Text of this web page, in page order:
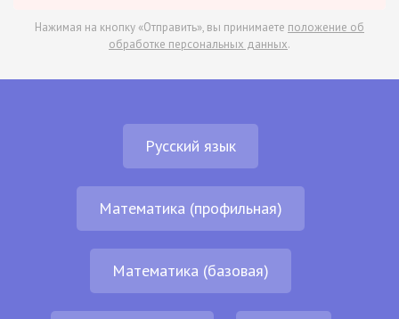
Нажимая на кнопку «Отправить», вы принимаете положение об
обработке персональных данных.
Русский язык
Математика (профильная)
Математика (базовая)